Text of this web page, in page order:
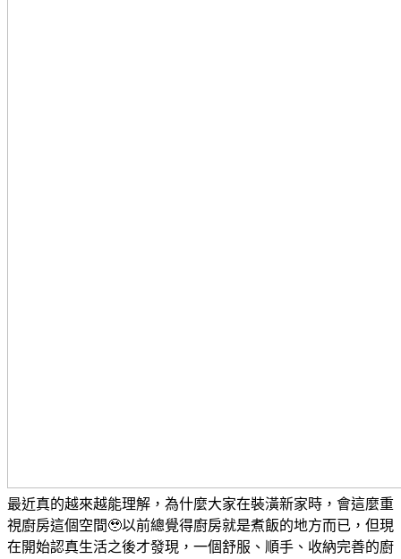
最近真的越來越能理解，為什麼大家在裝潢新家時，會這麼重
視廚房這個空間🥹以前總覺得廚房就是煮飯的地方而已，但現
在開始認真生活之後才發現，一個舒服、順手、收納完善的廚